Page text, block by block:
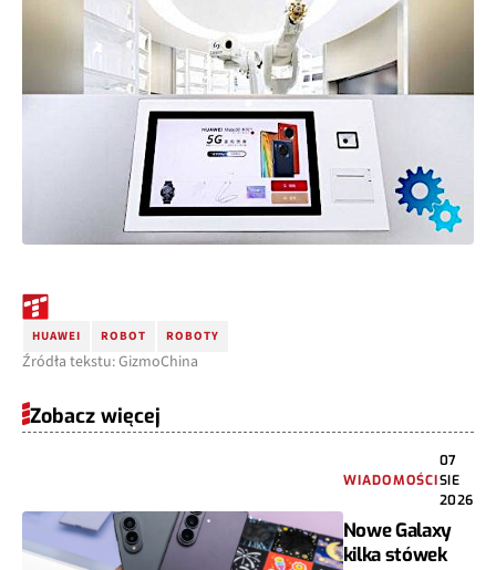
HUAWEI ROBOT ROBOTY
Źródła tekstu: GizmoChina
Zobacz więcej
WIADOMOŚCI
07
SIE
2026
Nowe Galaxy
kilka stówek